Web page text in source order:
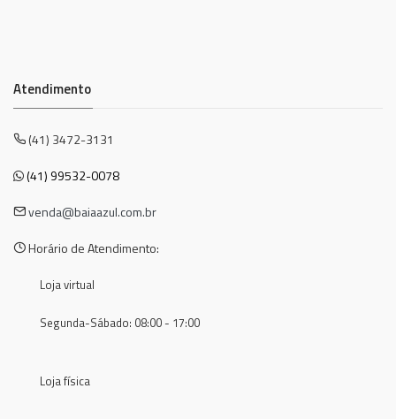
Atendimento
(41) 3472-3131
(41) 99532-0078
venda@baiaazul.com.br
Horário de Atendimento:
Loja virtual
Segunda-Sábado: 08:00 - 17:00
Loja física